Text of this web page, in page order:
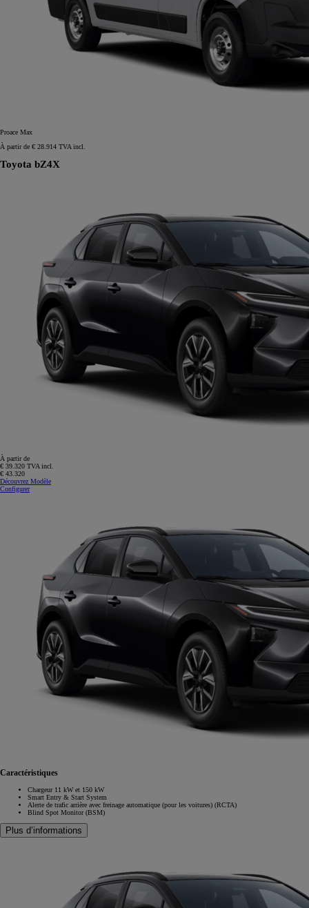
Proace Max
À partir de € 28.914 TVA incl.
Toyota bZ4X
À partir de
€ 39.320 TVA incl.
€ 43.320
Découvrez Modèle
Configurer
Caractéristiques
Chargeur 11 kW et 150 kW
Smart Entry & Start System
Alerte de trafic arrière avec freinage automatique (pour les voitures) (RCTA)
Blind Spot Monitor (BSM)
Plus d’informations